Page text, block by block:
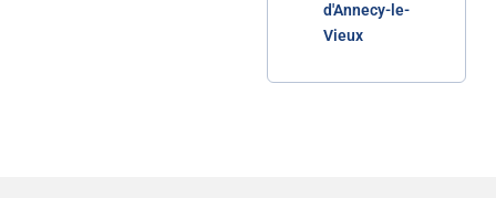
d'Annecy-le-
Vieux